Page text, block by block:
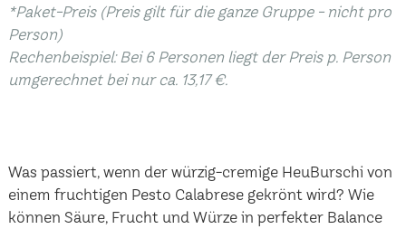
*Paket-Preis (Preis gilt für die ganze Gruppe - nicht pro
Person)
Rechenbeispiel: Bei 6 Personen liegt der Preis p. Person
umgerechnet bei nur ca. 13,17 €.
Was passiert, wenn der würzig-cremige HeuBurschi von
einem fruchtigen Pesto Calabrese gekrönt wird? Wie
können Säure, Frucht und Würze in perfekter Balance